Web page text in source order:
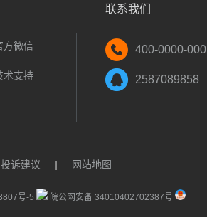
方微信
术支持
联系我们
400-0000-000
2587089858
投诉建议 | 网站地图
号-5 皖公网安备 34010402702387号